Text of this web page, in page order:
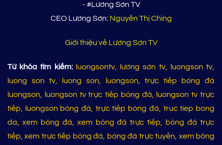
- #Lương Sơn TV
CEO Lương Sơn: Nguyễn Thị Ching
Giới thiệu về Lương Sơn TV
Từ khóa tìm kiếm:
luongsontv, lương sơn tv, luongson tv,
luong son tv, luong son, luongson, trực tiếp bóng đá
luongson, luongson tv trực tiếp bóng đá, luongson tv trực
tiếp, luongson bóng đá, trực tiếp bóng đá, truc tiep bong
da, xem bóng đá, xem bóng đá trực tiếp, bóng đá trực
tiếp, xem trực tiếp bóng đá, bóng đá trực tuyến, xem bóng